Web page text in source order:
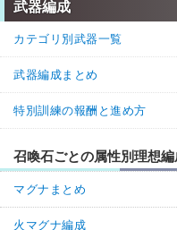
武器編成
カテゴリ別武器一覧
武器編成まとめ
特別訓練の報酬と進め方
召喚石ごとの属性別理想編
マグナまとめ
火マグナ編成